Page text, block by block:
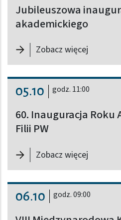
Jubileuszowa
akademickiego
Zobacz więcej-
05.10 godz. 11:00
60. Inauguracja Roku
Filii PW
Zobacz więcej-
06.10 godz. 09:00